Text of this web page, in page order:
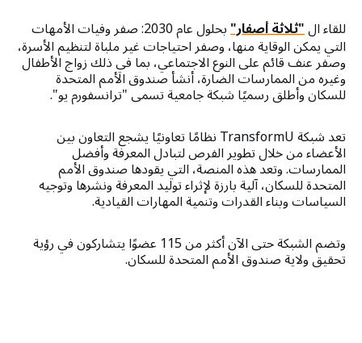
المؤسسات المالية الدولية
المنظمات الدينية
وكالات الأمم المتحدة
للقاء ال"ثلاثة أصفار" بحلول عام 2030: صفر وفيات الأمهات
التي يمكن الوقاية منها، وصفر احتياجات غير ملباة لتنظيم الأسرة،
وصفر عنف قائم على النوع الاجتماعي، بما في ذلك زواج الأطفال
وغيره من الممارسات الضارة، أنشأ صندوق الأمم المتحدة
للسكان وأطلق رسميًا شبكة جامعية تسمى "ترانسفورم يو".
تعد شبكة TransformU نظامًا تعاونيًا يشجع التعاون بين
الأعضاء من خلال تطوير الفرص لتبادل المعرفة وأفضل
الممارسات. وتعد هذه المنصة، التي يقودها صندوق الأمم
المتحدة للسكان، آلية بارزة لإثراء توليد المعرفة ونشرها وتوجيه
السياسات وبناء القدرات وتنمية المهارات القيادية.
وتضم الشبكة حتى الآن أكثر من 115 عضوًا يتشاركون في رؤية
تحقيق ولاية صندوق الأمم المتحدة للسكان.